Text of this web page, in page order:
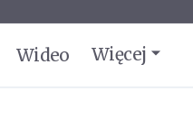
Wideo Więcej